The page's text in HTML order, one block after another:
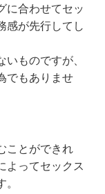
に合わせてセッ
感が先行してし
ものですが、
でもありませ
ことができれ
よってセックス